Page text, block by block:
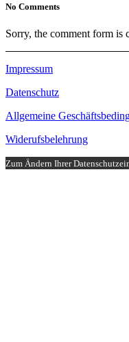
No Comments
Sorry, the comment form is
Impressum
Datenschutz
Allgemeine
Widerufsbelehrung
Zum Ändern Ihrer